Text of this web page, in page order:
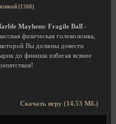
(1308)
Mayhem: Fragile Ball -
физическая головоломка,
Вы должны довести
до финиша избегая всякие
Скачать игру (14.53 Мб.)